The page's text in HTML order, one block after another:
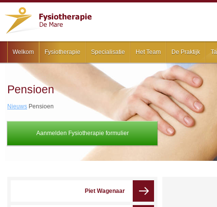
Welkom Fysiotherapie Specialisatie Het Team De Praktijk
Aanmelden Fysiotherapie formulier
Pensioen
Nieuws Pensioen
Piet Wagenaar